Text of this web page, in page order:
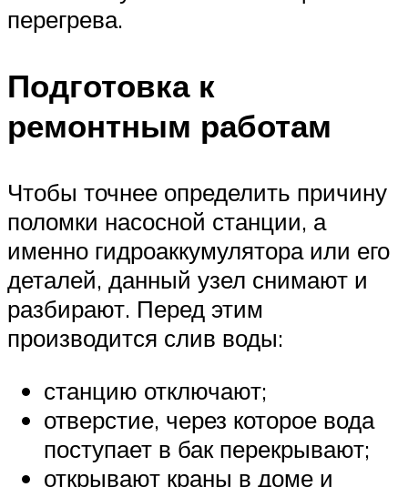
перегрева.
Подготовка к
ремонтным работам
Чтобы точнее определить причину
поломки насосной станции, а
именно гидроаккумулятора или его
деталей, данный узел снимают и
разбирают. Перед этим
производится слив воды:
станцию отключают;
отверстие, через которое вода
поступает в бак перекрывают;
открывают краны в доме и